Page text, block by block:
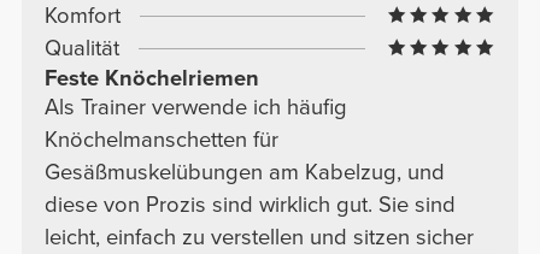
Komfort
Qualität
Feste Knöchelriemen
Als Trainer verwende ich häufig
Knöchelmanschetten für
Gesäßmuskelübungen am Kabelzug, und
diese von Prozis sind wirklich gut. Sie sind
leicht, einfach zu verstellen und sitzen sicher